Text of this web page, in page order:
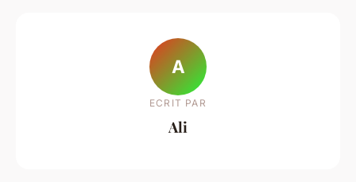
A
ECRIT PAR
Ali